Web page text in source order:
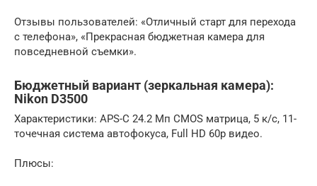
Отзывы пользователей: «Отличный старт для перехода
с телефона», «Прекрасная бюджетная камера для
повседневной съемки».
Бюджетный вариант (зеркальная камера):
Nikon D3500
Характеристики: APS-C 24.2 Мп CMOS матрица, 5 к/с, 11-
точечная система автофокуса, Full HD 60p видео.
Плюсы: